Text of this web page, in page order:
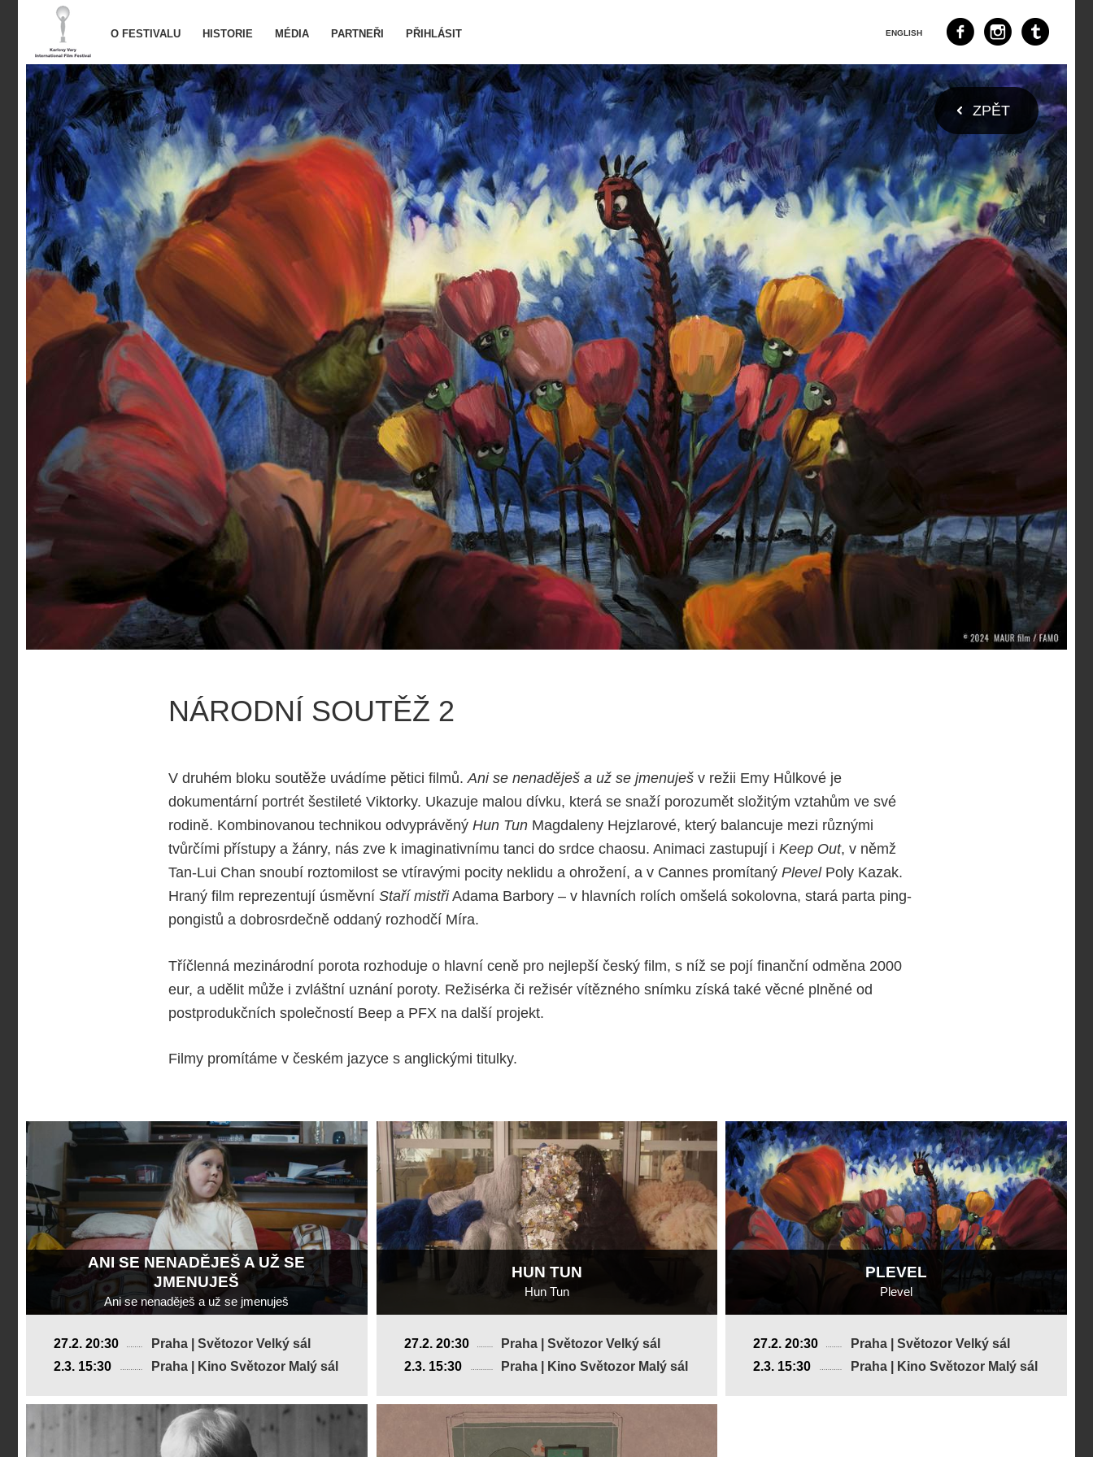
O FESTIVALU HISTORIE MÉDIA PARTNEŘI PŘIHLÁSIT ENGLISH
ZPĚT
NÁRODNÍ SOUTĚŽ 2
V druhém bloku soutěže uvádíme pětici filmů. Ani se nenaděješ a už se jmenuješ v režii Emy Hůlkové je
dokumentární portrét šestileté Viktorky. Ukazuje malou dívku, která se snaží porozumět složitým vztahům ve své
rodině. Kombinovanou technikou odvyprávěný Hun Tun Magdaleny Hejzlarové, který balancuje mezi různými
tvůrčími přístupy a žánry, nás zve k imaginativnímu tanci do srdce chaosu. Animaci zastupují i Keep Out, v němž
Tan-Lui Chan snoubí roztomilost se vtíravými pocity neklidu a ohrožení, a v Cannes promítaný Plevel Poly Kazak.
Hraný film reprezentují úsměvní Staří mistřiAdama Barbory – v hlavních rolích omšelá sokolovna, stará parta ping-
pongistů a dobrosrdečně oddaný rozhodčí Míra.
Tříčlenná mezinárodní porota rozhoduje o hlavní ceně pro nejlepší český film, s níž se pojí finanční odměna 2000
eur, a udělit může i zvláštní uznání poroty. Režisérka či režisér vítězného snímku získá také věcné plněné od
postprodukčních společností Beep a PFX na další projekt.
Filmy promítáme v českém jazyce s anglickými titulky.
ANI SE NENADĚJEŠ A UŽ SE
JMENUJEŠ
Ani se nenaděješ a už se jmenuješ
Česká republika
Režie:Ema Hůlková
27.2. 20:30
Praha | Světozor Velký sál
2.3. 15:30
Praha | Kino Světozor Malý sál
HUN TUN
Hun Tun
Česká republika, Francie
Režie:Magdalena Hejzlarová
27.2. 20:30
Praha | Světozor Velký sál
2.3. 15:30
Praha | Kino Světozor Malý sál
PLEVEL
Plevel
Česká republika
Režie:Pola Kazak
27.2. 20:30
Praha | Světozor Velký sál
2.3. 15:30
Praha | Kino Světozor Malý sál